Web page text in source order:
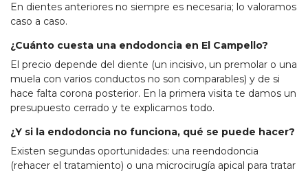
En dientes anteriores no siempre es necesaria; lo valoramos
caso a caso.
¿Cuánto cuesta una endodoncia en El Campello?
El precio depende del diente (un incisivo, un premolar o una
muela con varios conductos no son comparables) y de si
hace falta corona posterior. En la primera visita te damos un
presupuesto cerrado y te explicamos todo.
¿Y si la endodoncia no funciona, qué se puede hacer?
Existen segundas oportunidades: una reendodoncia
(rehacer el tratamiento) o una microcirugía apical para tratar